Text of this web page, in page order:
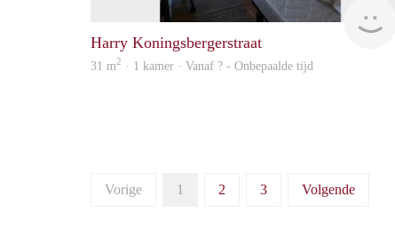
Harry Koningsbergerstraat
31 m2 · 1 kamer · Vanaf ? - Onbepaalde tijd
Vorige 1 2 3 Volgende